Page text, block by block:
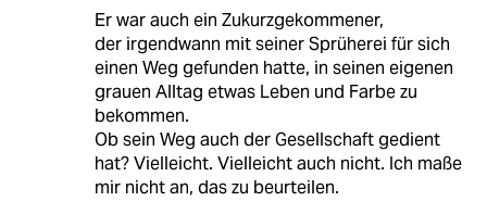
Er war auch ein Zukurzgekommener,
der irgendwann mit seiner Sprüherei für sich
einen Weg gefunden hatte, in seinen eigenen
grauen Alltag etwas Leben und Farbe zu
bekommen.
Ob sein Weg auch der Gesellschaft gedient
hat? Vielleicht. Vielleicht auch nicht. Ich maße
mir nicht an, das zu beurteilen.